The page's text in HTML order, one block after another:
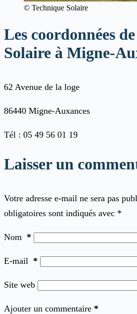
© Technique Solaire
Les coordonnées
Solaire à Migne-
62 Avenue de la loge
86440 Migne-Auxances
Tél : 05 49 56 01 19
Laisser un
Votre adresse e-mail ne sera pas
obligatoires sont indiqués avec *
Nom *
E-mail *
Site web
Ajouter un commentaire *